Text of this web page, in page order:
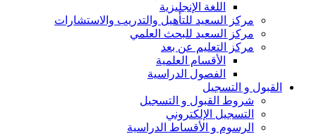
اللغة الإنجليزية
مركز السعيد للتأهيل والتدريب والاستشارات
مركز السعيد للبحث العلمي
مركز التعليم عن بعد
الأقسام العلمية
الفصول الدراسية
القبول و التسجيل
شروط القبول و التسجيل
التسجيل الإلكتروني
الرسوم و الأقساط الدراسية